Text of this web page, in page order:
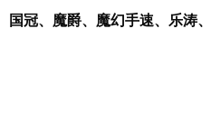
冠、魔爵、魔幻手速、乐